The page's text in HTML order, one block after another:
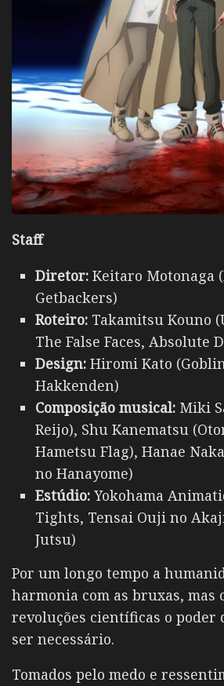
Staff
Diretor: Keitaro Motonaga
Getbackers)
Roteiro: Takamitsu Kouno
The False Faces, Absolute
Design: Hiromi Kato
Hakkenden)
Composição musical: Miki
Reijo), Shu Kanematsu
Hametsu Flag), Hanae
no Hanayome)
Estúdio: Yokohama
Tights, Tensai Ouji no
Jutsu)
Por um longo tempo a
harmonia com as bruxas, mas
revoluções científicas o poder
ser necessário.
Tomados pelo medo e